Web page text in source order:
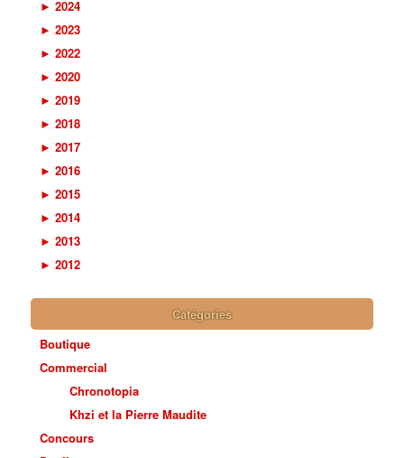
► 2024
► 2023
► 2022
► 2020
► 2019
► 2018
► 2017
► 2016
► 2015
► 2014
► 2013
► 2012
Catégories
Boutique
Commercial
Chronotopia
Khzi et la Pierre Maudite
Concours